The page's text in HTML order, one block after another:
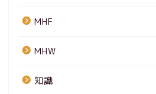
MHF
MHW
知識